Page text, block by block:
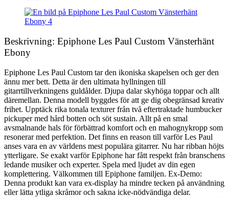
Beskrivning: Epiphone Les Paul Custom Vänsterhänt
Ebony
Epiphone Les Paul Custom tar den ikoniska skapelsen och ger den
ännu mer bett. Detta är den ultimata hyllningen till
gitarrtillverkningens guldålder. Djupa dalar skyhöga toppar och allt
däremellan. Denna modell byggdes för att ge dig obegränsad kreativ
frihet. Upptäck rika tonala texturer från två eftertraktade humbucker
pickuper med hård botten och söt sustain. Allt på en smal
avsmalnande hals för förbättrad komfort och en mahognykropp som
resonerar med perfektion. Det finns en reason till varför Les Paul
anses vara en av världens mest populära gitarrer. Nu har ribban höjts
ytterligare. Se exakt varför Epiphone har fått respekt från branschens
ledande musiker och experter. Spela med ljudet av din egen
komplettering. Välkommen till Epiphone familjen. Ex-Demo:
Denna produkt kan vara ex-display ha mindre tecken på användning
eller lätta ytliga skråmor och sakna icke-nödvändiga delar.